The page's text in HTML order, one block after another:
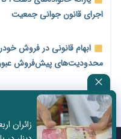
مرحله سیزدهم کالابرگ در
۱۴ مرداد؛ اولین «روز ملی
کارفرما» چگونه به تقویم رسمی
سکه در یک قدمی ۱۸۵ میلیون تومان
اجرای قانون جوانی جمعیت
ابهام قانونی در فروش
محدودیت‌های پیش‌فروش
سه نماد جدید اخزا در
ثبت نادرست عنوان شغلی،
زائران